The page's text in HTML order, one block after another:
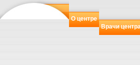
О центре
Врачи